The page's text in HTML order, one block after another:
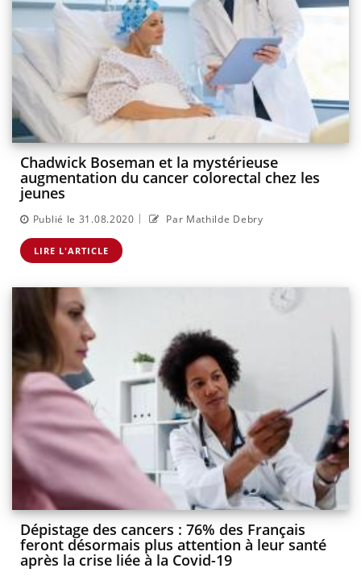
Chadwick Boseman et la mystérieuse
augmentation du cancer colorectal chez les
jeunes
Publié le 31.08.2020 | Par Mathilde Debry
LIRE L'ARTICLE
Dépistage des cancers : 76% des Français
feront désormais plus attention à leur santé
après la crise liée à la Covid-19